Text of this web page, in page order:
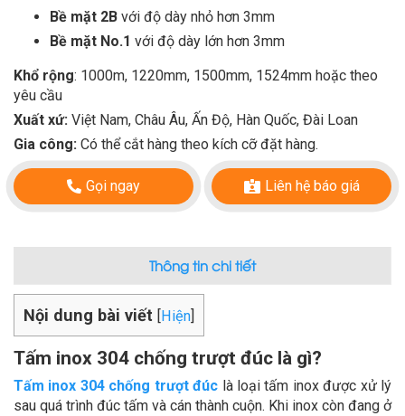
Bề mặt 2B với độ dày nhỏ hơn 3mm
Bề mặt No.1 với độ dày lớn hơn 3mm
Khổ rộng: 1000m, 1220mm, 1500mm, 1524mm hoặc theo
yêu cầu
Xuất xứ: Việt Nam, Châu Âu, Ấn Độ, Hàn Quốc, Đài Loan
Gia công: Có thể cắt hàng theo kích cỡ đặt hàng.
Gọi ngay Liên hệ báo giá
Thông tin chi tiết
Nội dung bài viết [Hiện]
Tấm inox 304 chống trượt đúc là gì?
Tấm inox 304 chống trượt đúc là loại tấm inox được xử lý
sau quá trình đúc tấm và cán thành cuộn. Khi inox còn đang ở